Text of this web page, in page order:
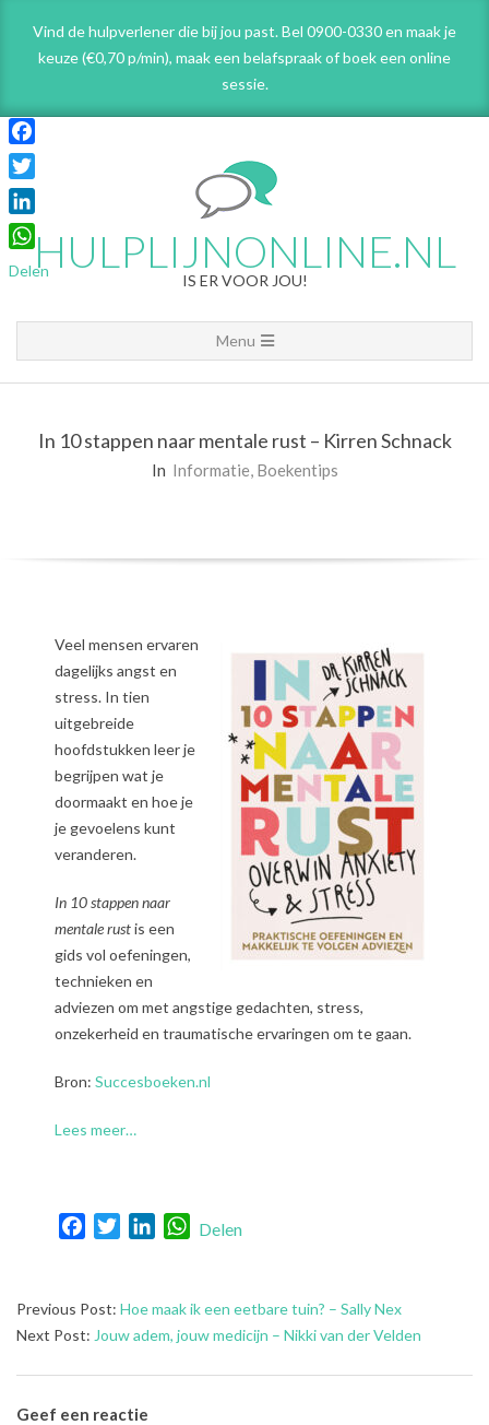
content
Vind de hulpverlener die bij jou past. Bel 0900-0330 en maak je
keuze (€0,70 p/min), maak een belafspraakof boek een online
sessie.
HULPLIJNONLINE.NL
IS ER VOOR JOU!
Navigation
Menu
Menu
In 10 stappen naar mentale rust – Kirren Schnack
In Informatie, Boekentips
Veel mensen ervaren
dagelijks angst en
stress. In tien
uitgebreide
hoofdstukken leer je
begrijpen wat je
doormaakt en hoe je
je gevoelens kunt
veranderen.
In 10 stappen naar
mentale rustis een
gids vol oefeningen,
technieken en
adviezen om met angstige gedachten, stress,
onzekerheid en traumatische ervaringen om te gaan.
Bron: Succesboeken.nl
Lees meer…
FacebookTwitterLinkedInWhatsApp
Delen
2024-
03-
Previous Post: Hoe maak ik een eetbare tuin? – Sally Nex
Next Post: Jouw adem, jouw medicijn – Nikki van der Velden
Geef een reactie
Facebook
Twitter
LinkedIn
WhatsApp
Delen